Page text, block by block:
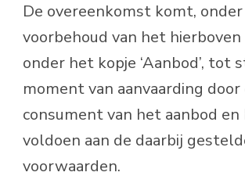
De overeenkomst komt, onder
voorbehoud van het
onder het kopje ‘Aanbod’, tot
moment van aanvaarding door
consument van het aanbod
voldoen aan de daarbij
voorwaarden.